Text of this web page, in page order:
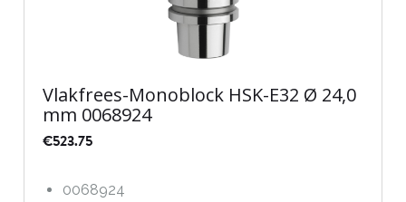
Vlakfrees-Monoblock HSK-E32 Ø 24,0
mm 0068924
€523.75
0068924